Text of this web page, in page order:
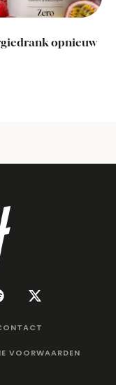
opnieuw
VOORWAARDEN